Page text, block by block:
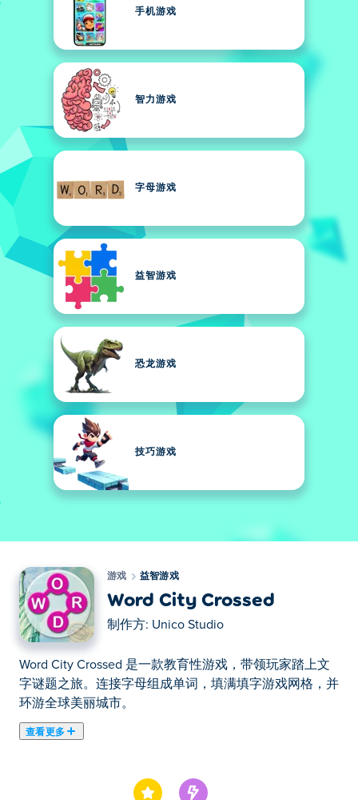
手机游戏
智力游戏
字母游戏
益智游戏
恐龙游戏
技巧游戏
游戏 益智游戏
Word City Crossed
制作方: Unico Studio
Word City Crossed 是一款教育性游戏，带领玩家踏上文
字谜题之旅。连接字母组成单词，填满填字游戏网格，并
环游全球美丽城市。
查看更多